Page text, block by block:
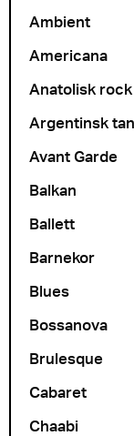
Ambient
Americana
Anatolisk rock
Argentinsk
Avant Garde
Balkan
Ballett
Barnekor
Blues
Bossanova
Brulesque
Cabaret
Chaabi